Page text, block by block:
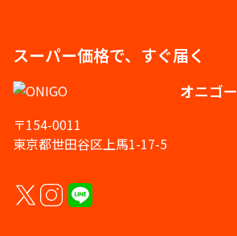
スーパー価格で、すぐ届く
オニゴー
〒154-0011
東京都世田谷区上馬1-17-5